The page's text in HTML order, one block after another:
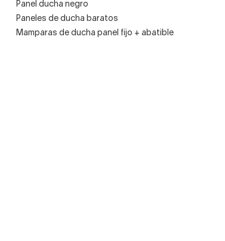
Panel ducha negro
Paneles de ducha baratos
Mamparas de ducha panel fijo + abatible